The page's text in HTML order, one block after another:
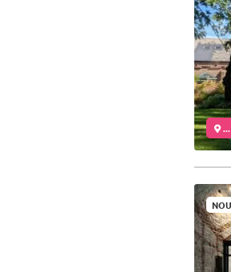
...